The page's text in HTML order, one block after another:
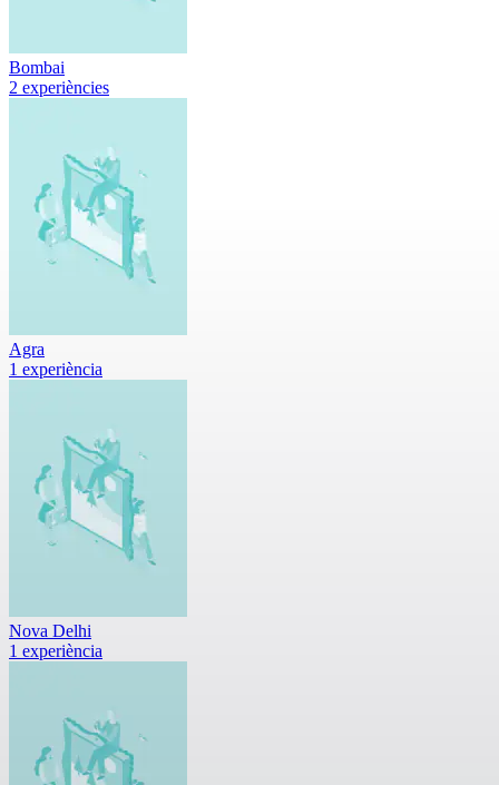
Bombai
2 experiències
Agra
1 experiència
Nova Delhi
1 experiència